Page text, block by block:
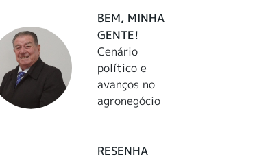
BEM, MINHA
GENTE!
Cenário
político e
avanços no
agronegócio
RESENHA